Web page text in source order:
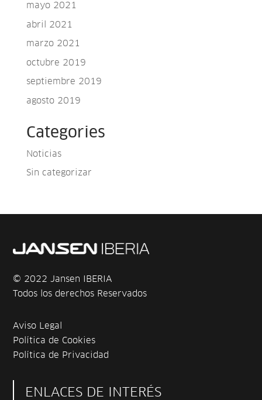
mayo 2021
abril 2021
marzo 2021
octubre 2019
septiembre 2019
agosto 2019
Categories
Noticias
Sin categorizar
© 2022 Jansen IBERIA
Todos los derechos Reservados
Aviso Legal
Política de Cookies
Política de Privacidad
ENLACES DE INTERÉS